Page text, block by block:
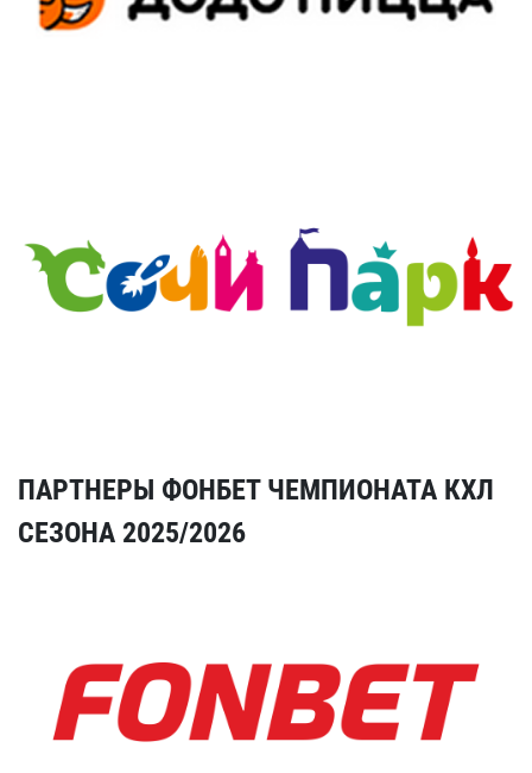
ПАРТНЕРЫ ФОНБЕТ ЧЕМПИОНАТА КХЛ
СЕЗОНА 2025/2026